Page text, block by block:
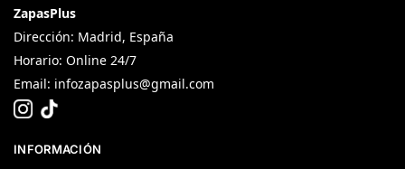
ZapasPlus
Dirección: Madrid, España
Horario: Online 24/7
Email: infozapasplus@gmail.com
INFORMACIÓN